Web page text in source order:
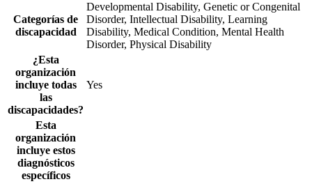
Categorías de
discapacidad
Developmental Disability, Genetic or Congenital
Disorder, Intellectual Disability, Learning
Disability, Medical Condition, Mental Health
Disorder, Physical Disability
¿Esta
organización
incluye todas
las
discapacidades?
Yes
Esta
organización
incluye estos
diagnósticos
específicos